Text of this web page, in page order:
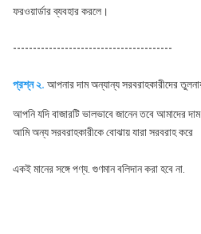
ফরওয়ার্ডার ব্যবহার করলে।
----------------------------------------
প্রশ্ন ২. আপনার দাম অন্যান্য সরবরাহকারীদের
আপনি যদি বাজারটি ভালভাবে জানেন তবে আমাদের
আমি অন্য সরবরাহকারীকে বোঝায় যারা সরবরাহ করে
একই মানের সঙ্গে পণ্য. গুণমান বলিদান করা হবে না.